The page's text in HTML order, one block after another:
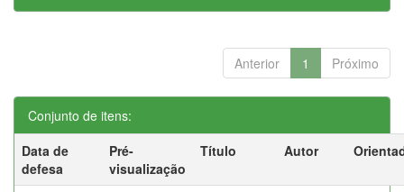
Anterior 1 Próximo
Conjunto de itens:
Data de
defesa
Pré-
visualização
Título Autor